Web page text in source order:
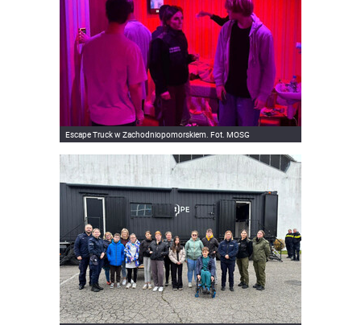
Escape Truck w Zachodniopomorskiem. Fot. MOSG